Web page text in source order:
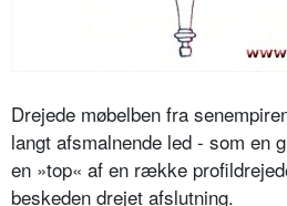
Drejede møbelben fra
langt afsmalnende led - som en
en »top« af en række
beskeden drejet afslutning.